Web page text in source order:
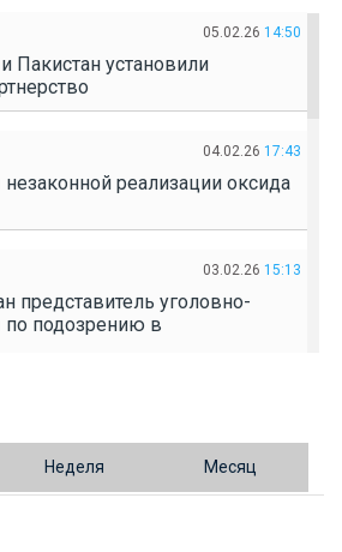
05.02.26 14:50
Пакистан установили
04.02.26 17:43
реализации оксида
03.02.26 15:13
представитель уголовно-
по подозрению в
незаконное выращивание
Неделя Месяц